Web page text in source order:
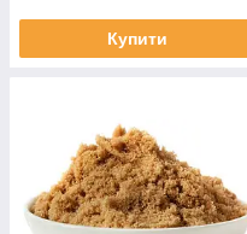
Купити